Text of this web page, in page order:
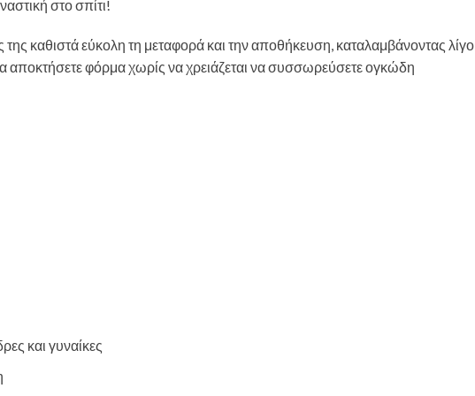
καθιστά εύκολη τη μεταφορά και την αποθήκευση, καταλαμβάνοντας λίγο
αποκτήσετε φόρμα χωρίς να χρειάζεται να συσσωρεύσετε ογκώδη
και γυναίκες